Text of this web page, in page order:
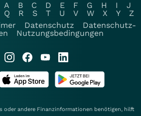
A B C D E F G H I
J
Q R S T U V W X Y
Z
Datenschutz
Datenschutz-
Nutzungsbedingungen
oder andere Finanzinformationen benötigen, hilft